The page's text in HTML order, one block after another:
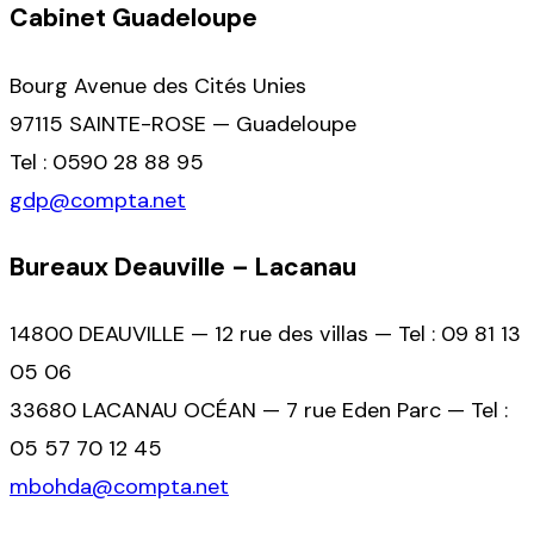
Cabinet Guadeloupe
Bourg Avenue des Cités Unies
97115 SAINTE-ROSE — Guadeloupe
Tel : 0590 28 88 95
gdp@compta.net
Bureaux Deauville – Lacanau
14800 DEAUVILLE — 12 rue des villas — Tel : 09 81 13
05 06
33680 LACANAU OCÉAN — 7 rue Eden Parc — Tel :
05 57 70 12 45
mbohda@compta.net